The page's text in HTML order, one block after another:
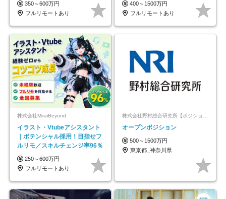
350～600万円
フルリモートあり
400～1500万円
フルリモートあり
株式会社MiraiBeyond
イラスト・Vtubeアシスタント
｜ポテンシャル採用！目指せフ
ルリモ／スキルチェンジ率96％
250～600万円
フルリモートあり
株式会社野村総合研究所【ポジションマッチ登録】
オープンポジション
500～1500万円
東京都_神奈川県